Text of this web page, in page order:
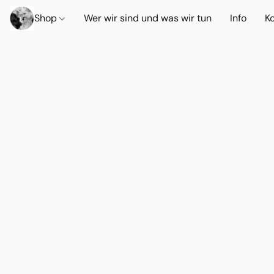
Shop Wer wir sind und was wir tun Info